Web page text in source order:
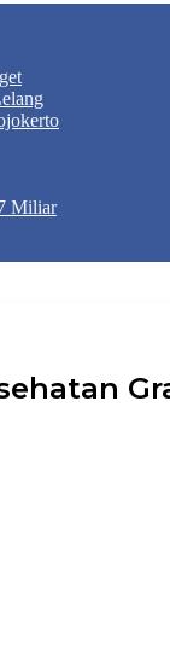
Miliar